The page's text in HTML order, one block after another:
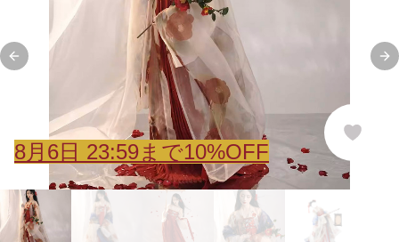
Previous slide
8月 6日 23:59まで10%OFF